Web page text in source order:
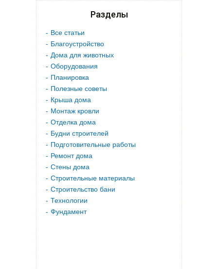
Разделы
Все статьи
Благоустройство
Дома для животных
Оборудования
Планировка
Полезные советы
Крыша дома
Монтаж кровли
Отделка дома
Будни строителей
Подготовительные работы
Ремонт дома
Стены дома
Строительные материалы
Строительство бани
Технологии
Фундамент